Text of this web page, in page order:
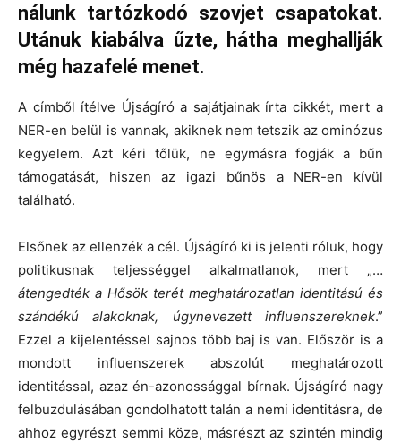
nálunk tartózkodó szovjet csapatokat.
Utánuk kiabálva űzte, hátha meghallják
még hazafelé menet.
A címből ítélve Újságíró a sajátjainak írta cikkét, mert a
NER-en belül is vannak, akiknek nem tetszik az ominózus
kegyelem. Azt kéri tőlük, ne egymásra fogják a bűn
támogatását, hiszen az igazi bűnös a NER-en kívül
található.
Elsőnek az ellenzék a cél. Újságíró ki is jelenti róluk, hogy
politikusnak teljességgel alkalmatlanok, mert „…
átengedték a Hősök terét meghatározatlan identitású és
szándékú alakoknak, úgynevezett influenszereknek.”
Ezzel a kijelentéssel sajnos több baj is van. Először is a
mondott influenszerek abszolút meghatározott
identitással, azaz én-azonossággal bírnak. Újságíró nagy
felbuzdulásában gondolhatott talán a nemi identitásra, de
ahhoz egyrészt semmi köze, másrészt az szintén mindig